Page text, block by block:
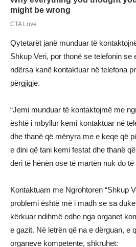
Qytetarët janë munduar të
Shkup Veri, por thonë se telefonin se
ndërsa kanë kontaktuar në telefona
përgjigje.
“Jemi munduar të kontaktojmë me
është i mbyllur kemi kontaktuar në
dhe thanë që mënyra me e keqe që
e dini që tani kemi festat dhe thanë
deri të hënën ose të martën nuk do të
Kontaktuam me Ngrohtoren “Shkup
problemi është më i madh se sa
kërkuar ndihmë edhe nga organet
e gazit. Në letrën që na e dërguan, e
organeve kompetente, shkruhet: